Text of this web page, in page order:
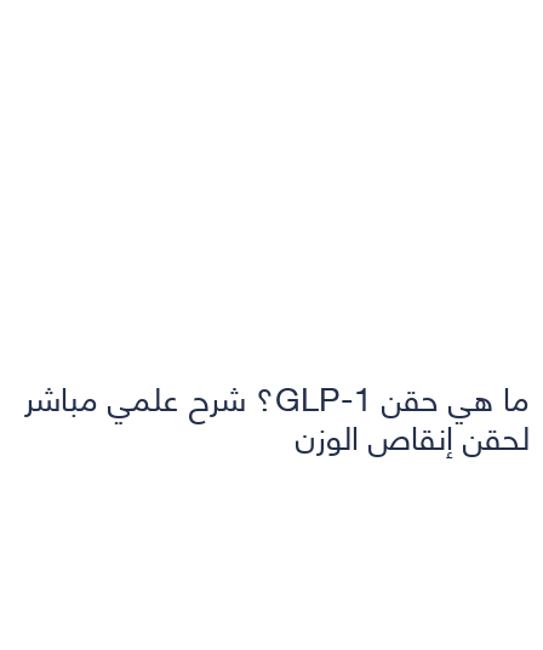
ما هي حقن GLP-1؟ شرح علمي مباشر
لحقن إنقاص الوزن